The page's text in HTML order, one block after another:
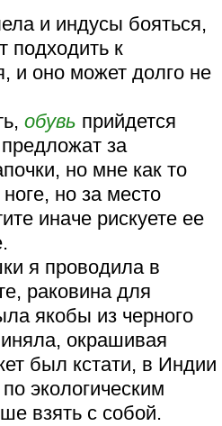
и индусы бояться,
подходить к
и оно может долго не
обувь прийдется
за
но мне как то
но за место
иначе рискуете ее
я проводила в
раковина для
якобы из черного
окрашивая
был кстати, в Индии
экологическим
взять с собой.